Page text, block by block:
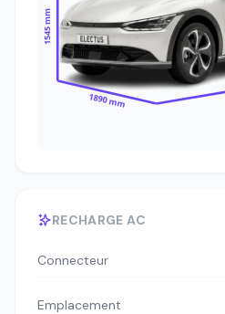
1545 mm
1890 mm
RECHARGE AC
Connecteur
Emplacement